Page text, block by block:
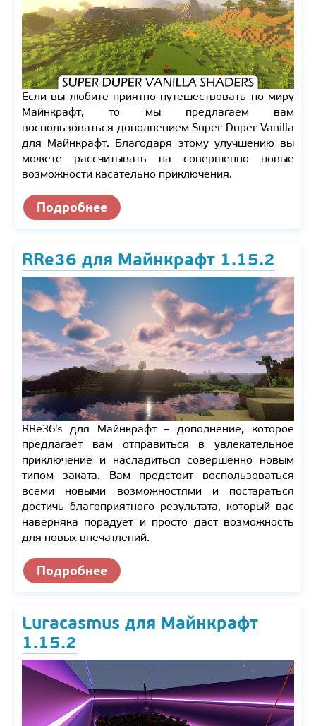
Если вы любите приятно путешествовать по миру
Майнкрафт, то мы предлагаем вам
воспользоваться дополнением Super Duper Vanilla
для Майнкрафт. Благодаря этому улучшению вы
можете рассчитывать на совершенно новые
возможности касательно приключения.
Подробнее
RRe36 для Майнкрафт 1.15.2
RRe36's для Майнкрафт – дополнение, которое
предлагает вам отправиться в увлекательное
приключение и насладиться совершенно новым
типом заката. Вам предстоит воспользоваться
всеми новыми возможностями и постараться
достичь благоприятного результата, который вас
наверняка порадует и просто даст возможность
для новых впечатлений.
Подробнее
Luracasmus для Майнкрафт
1.15.2